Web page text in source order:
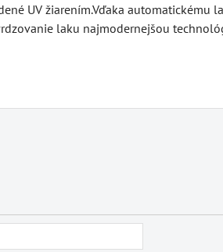
UV žiarením.Vďaka automatickému
laku najmodernejšou